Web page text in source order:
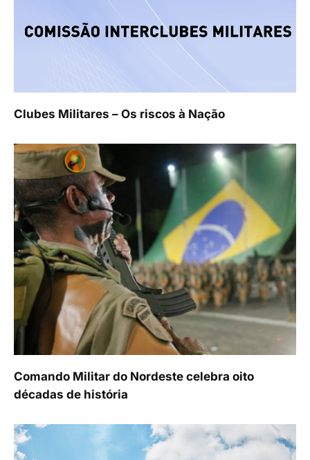
Clubes Militares – Os riscos à Nação
Comando Militar do Nordeste celebra oito
décadas de história